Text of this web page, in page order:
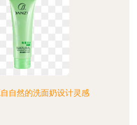
自然的洗面奶设计灵感